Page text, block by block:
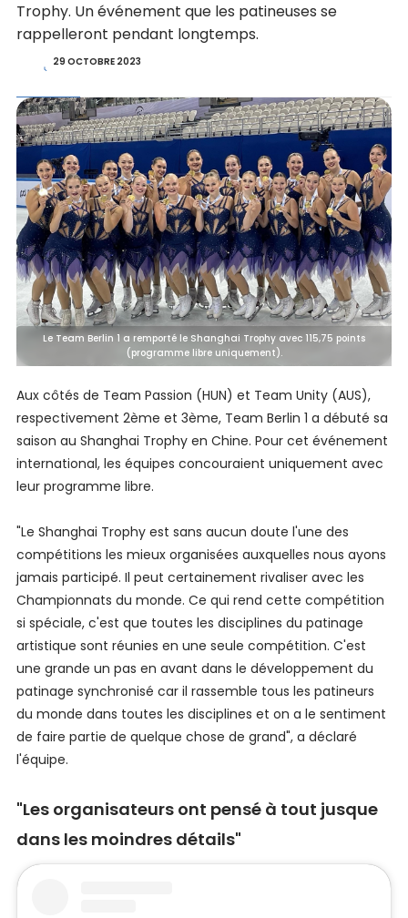
Trophy. Un événement que les patineuses se
rappelleront pendant longtemps.
29 OCTOBRE 2023
Le Team Berlin 1 a remporté le Shanghai Trophy avec 115,75 points
(programme libre uniquement).
Aux côtés de Team Passion (HUN) et Team Unity (AUS),
respectivement 2ème et 3ème, Team Berlin 1 a débuté sa
saison au Shanghai Trophy en Chine. Pour cet événement
international, les équipes concouraient uniquement avec
leur programme libre.
"Le Shanghai Trophy est sans aucun doute l'une des
compétitions les mieux organisées auxquelles nous ayons
jamais participé. Il peut certainement rivaliser avec les
Championnats du monde. Ce qui rend cette compétition
si spéciale, c'est que toutes les disciplines du patinage
artistique sont réunies en une seule compétition. C'est
une grande un pas en avant dans le développement du
patinage synchronisé car il rassemble tous les patineurs
du monde dans toutes les disciplines et on a le sentiment
de faire partie de quelque chose de grand", a déclaré
l'équipe.
"Les organisateurs ont pensé à tout jusque
dans les moindres détails"